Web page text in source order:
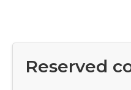
Reserved